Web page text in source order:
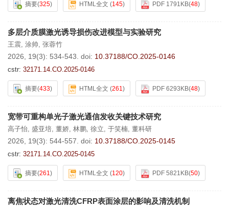
摘要(325) HTML全文 (145) PDF 1791KB(48)
多层介质膜激光诱导损伤改进模型与实验研究
王震, 涂帅, 张蓉竹
2026, 19(3): 534-543. doi: 10.37188/CO.2025-0146
cstr: 32171.14.CO.2025-0146
摘要(433) HTML全文 (261) PDF 6293KB(48)
宽带可重构单光子激光通信发收关键技术研究
高子怡, 盛亚培, 董娇, 林鹏, 徐立, 于笑楠, 董科研
2026, 19(3): 544-557. doi: 10.37188/CO.2025-0145
cstr: 32171.14.CO.2025-0145
摘要(261) HTML全文 (120) PDF 5821KB(50)
离焦状态对激光清洗CFRP表面涂层的影响及清洗机制